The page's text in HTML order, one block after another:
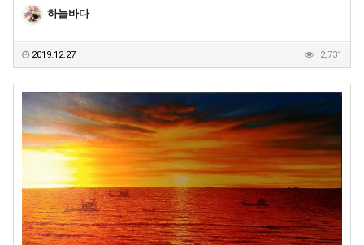
하늘바다
2019.12.27 2,731